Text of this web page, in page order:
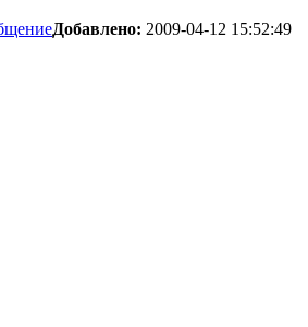
Добавлено: 2009-04-12 15:52:49